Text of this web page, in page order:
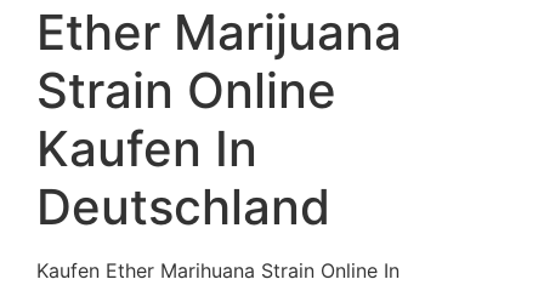
Ether Marijuana
Strain Online
Kaufen In
Deutschland
Kaufen Ether Marihuana Strain Online In